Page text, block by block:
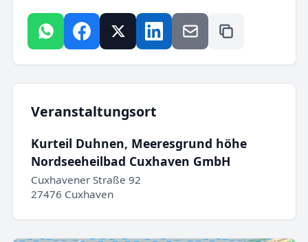
Veranstaltungsort
Kurteil Duhnen, Meeresgrund höhe
Nordseeheilbad Cuxhaven GmbH
Cuxhavener Straße 92
27476 Cuxhaven